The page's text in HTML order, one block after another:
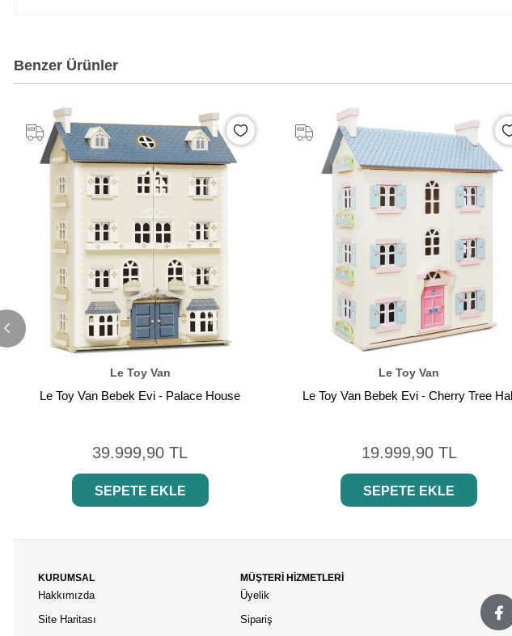
Benzer Ürünler
Le Toy Van
Le Toy Van Bebek Evi - Palace House
39.999,90 TL
SEPETE EKLE
Le Toy Van
Le Toy Van Bebek Evi - Cherry Tree Hall
19.999,90 TL
SEPETE EKLE
KURUMSAL
Hakkımızda
Site Haritası
MÜŞTERİ HİZMETLERİ
Üyelik
Sipariş